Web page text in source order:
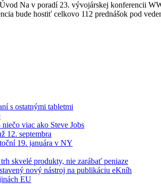
Na v poradí 23. vývojárskej konferencii
bude hostiť celkovo 112 prednášok pod
s ostatnými tabletmi
viac ako Steve Jobs
12. septembra
19. januára v NY
skvelé produkty, nie zarábať peniaze
nový nástroj na publikáciu eKníh
EU